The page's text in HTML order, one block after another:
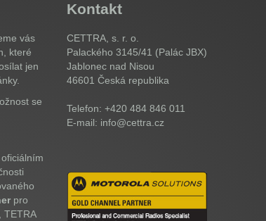
vás
které
jen
se
oficiálním
pro
TETRA
Kontakt
CETTRA, s. r. o.
Palackého 3145/41 (Palác JBX)
Jablonec nad Nisou
46601 Česká republika
Telefon: +420 484 846 011
E-mail: info@cettra.cz